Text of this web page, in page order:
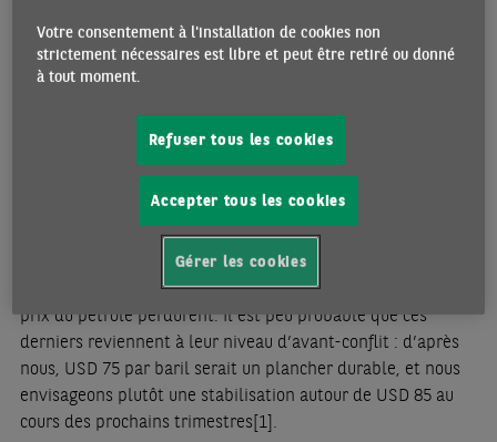
Le net reflux des prix du pétrole constitue une
bonne nouvelle, mais le retour à la normale du
marché est encore lointain
La probabilité d’une réouverture du détroit d’Ormuz s’est
fortement accrue mais la perspective reste fragile. Et cette
réouverture ne pourra pas être immédiate du fait de
nombreuses contraintes techniques et logistiques. De plus,
les prix du baril restent soumis à un marché mondial du
pétrole à l’équilibre précaire. Le risque existe donc que la
normalisation prenne du temps et que les tensions sur les
prix du pétrole perdurent. Il est peu probable que ces
derniers reviennent à leur niveau d’avant-conflit : d’après
nous, USD 75 par baril serait un plancher durable, et nous
envisageons plutôt une stabilisation autour de USD 85 au
cours des prochains trimestres[1]
Votre consentement à l'installation de cookies non
strictement nécessaires est libre et peut être retiré ou donné
à tout moment.
Refuser tous les cookies
Accepter tous les cookies
Gérer les cookies